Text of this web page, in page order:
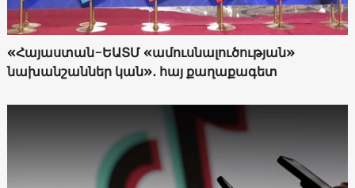
«Հայաստան-ԵԱՏՄ «ամուսնալուծության»
նախանշաններ կան»․ հայ քաղաքագետ